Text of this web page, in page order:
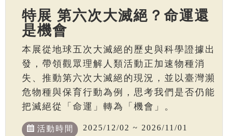
特展 第六次大滅絕？命運還
是機會
本展從地球五次大滅絕的歷史與科學證據出
發，帶領觀眾理解人類活動正加速物種消
失、推動第六次大滅絕的現況，並以臺灣瀕
危物種與保育行動為例，思考我們是否仍能
把滅絕從「命運」轉為「機會」。
活動時間 2025/12/02 ~ 2026/11/01